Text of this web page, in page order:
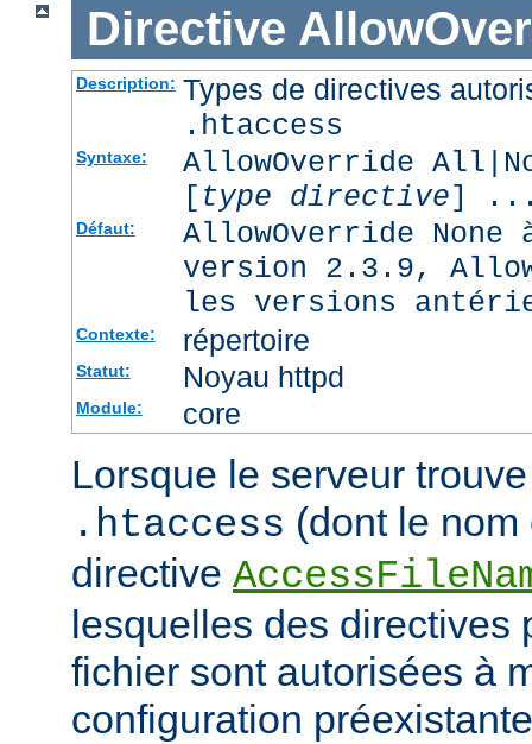
Directive
Description: Types de directives
.htaccess
Syntaxe:
AllowOverride
[ type directive]
Défaut:
AllowOverride
version 2.3.9,
les versions
Contexte: répertoire
Statut: Noyau httpd
Module: core
Lorsque le serveur
.htaccess (dont le
directive
lesquelles des directives
fichier sont autorisées à
configuration